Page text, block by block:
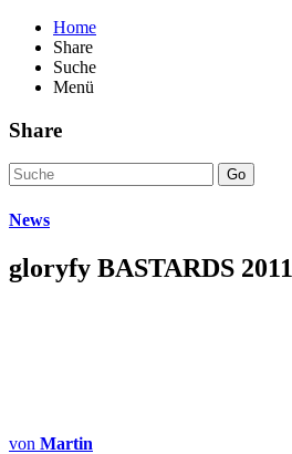
Home
Share
Suche
Menü
Share
Go
News
gloryfy BASTARDS 2011
von Martin